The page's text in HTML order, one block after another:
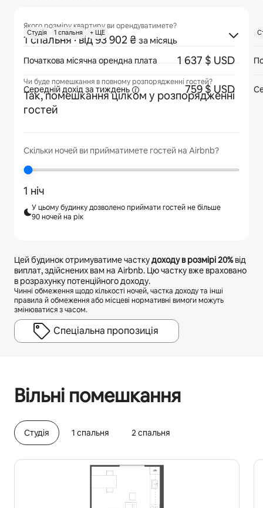
Якого розміру квартиру ви орендуватимете?
1 спальня · від 93 902 ₴ за місяць
Чи буде помешкання в повному розпорядженні гостей?
Так, помешкання цілком у розпорядженні
гостей
Скільки ночей ви прийматимете гостей на Airbnb?
1 ніч
У цьому будинку дозволено приймати гостей не більше
90 ночей на рік
Цей будинок отримуватиме часткудоходу в розмірі20%від
виплат, здійснених вам на Airbnb. Цю частку вже враховано
в розрахунку потенційного доходу.
Чинні обмеження щодо кількості ночей, частка доходу та інші
правила й обмеження або місцеві нормативні вимоги можуть
змінюватися з часом.
Спеціальна пропозиція
Вільні помешкання
Cтудія 1 спальня 2 спальня
Cтудія 1 спальня + ЩЕ
Початкова місячна орендна плата 1 637 $ USD
Середній дохідза тиждень 759 $ USD